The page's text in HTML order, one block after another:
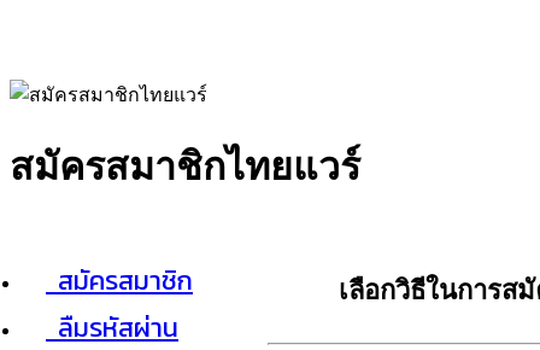
สมัครสมาชิกไทยแวร์
สมัครสมาชิก
ลืมรหัสผ่าน
เลือกวิธีในการส